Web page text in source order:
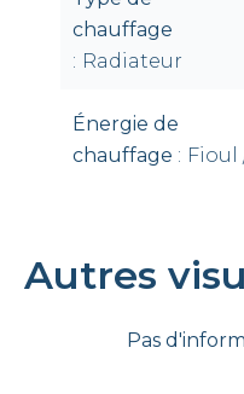
chauffage
Radiateur
Énergie de
chauffage
Fioul
Autres
Pas